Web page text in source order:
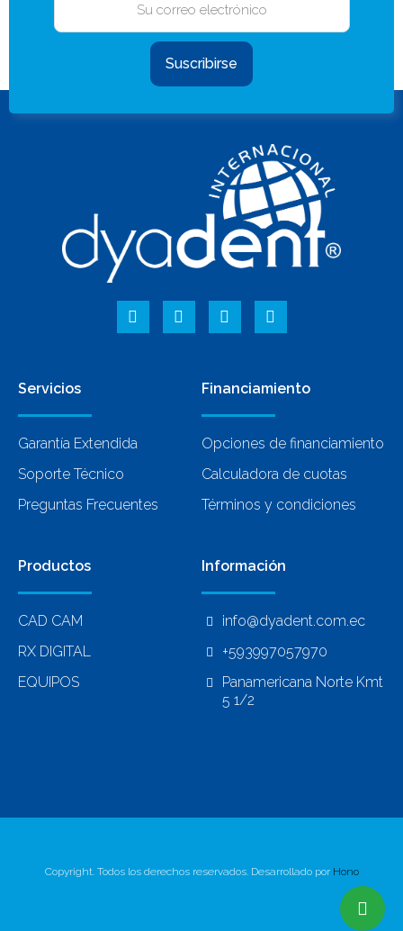
Suscribirse
Servicios
Garantía Extendida
Soporte Técnico
Preguntas Frecuentes
Financiamiento
Opciones de financiamiento
Calculadora de cuotas
Términos y condiciones
Productos
CAD CAM
RX DIGITAL
EQUIPOS
Información
info@dyadent.com.ec
+593997057970
Panamericana Norte Kmt
5 1/2
Copyright. Todos los derechos reservados. Desarrollado por Hono